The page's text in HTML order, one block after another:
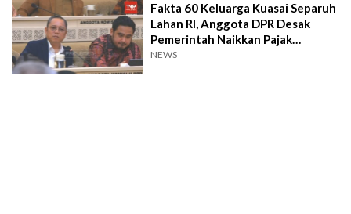
Fakta 60 Keluarga Kuasai Separuh
Lahan RI, Anggota DPR Desak
Pemerintah Naikkan Pajak
Konglomerat
NEWS